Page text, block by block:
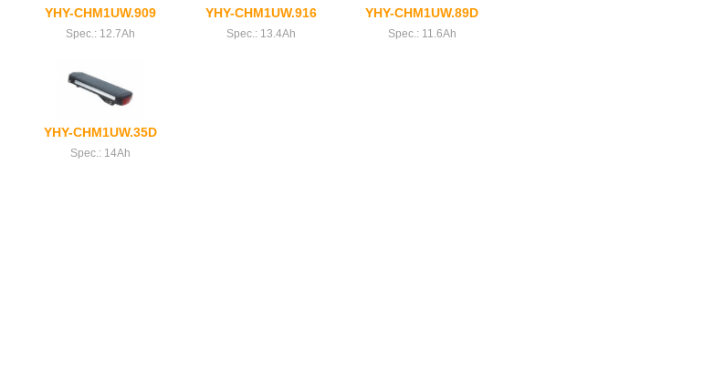
YHY-CHM1UW.909
Spec.: 12.7Ah
YHY-CHM1UW.916
Spec.: 13.4Ah
YHY-CHM1UW.89D
Spec.: 11.6Ah
YHY-CHM1UW.35D
Spec.: 14Ah